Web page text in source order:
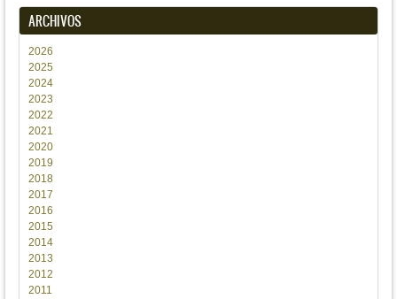
ARCHIVOS
2026
2025
2024
2023
2022
2021
2020
2019
2018
2017
2016
2015
2014
2013
2012
2011